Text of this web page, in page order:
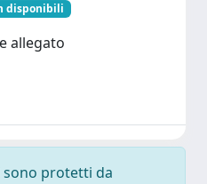
disponibili
allegato
sono protetti da